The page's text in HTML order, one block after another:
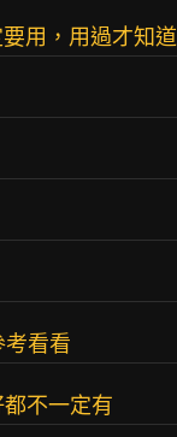
用，用過才知道
看看
不一定有